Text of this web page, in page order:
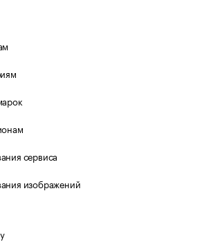
сервиса
изображений